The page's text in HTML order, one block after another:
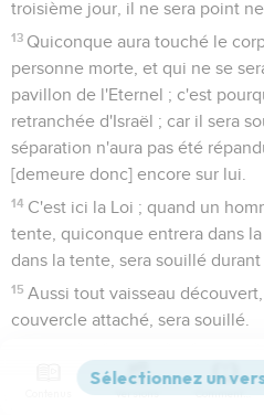
troisième jour, il ne sera point
13 Quiconque aura touché le
personne morte, et qui ne se
pavillon de l'Eternel ; c'est
retranchée d'Israël ; car il sera
séparation n'aura pas été
[demeure donc] encore sur lui.
14 C'est ici la Loi ; quand un
tente, quiconque entrera dans
dans la tente, sera souillé durant
15 Aussi tout vaisseau
couvercle attaché, sera souillé.
aura été tué par l'épée, ou
Versions Commentaires